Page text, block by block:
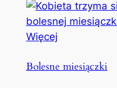
Więcej
Bolesne miesiączki